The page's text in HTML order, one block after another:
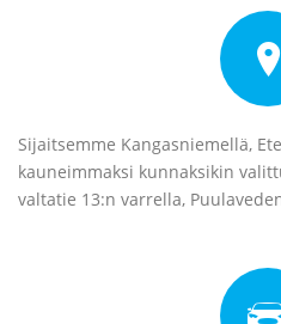
Sijaitsemme Kangasniemellä,
kauneimmaksi kunnaksikin
valtatie 13:n varrella,